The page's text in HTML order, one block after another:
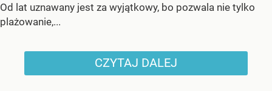
Od lat uznawany jest za wyjątkowy, bo pozwala nie tylko
plażowanie,...
CZYTAJ DALEJ